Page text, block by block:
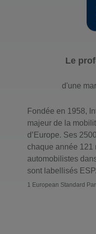
Le
d'une
Fondée en 1958,
majeur de la
d’Europe. Ses
chaque année
automobilistes
sont labellisés
1 European Standard